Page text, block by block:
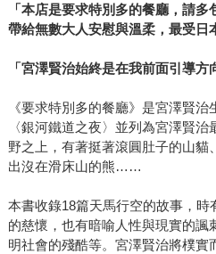
「本店是要求特別多的餐廳，請多
帶給無數大人安慰與溫柔，最受日
「宮澤賢治始終是在我前面引導
《要求特別多的餐廳》是宮澤賢
〈銀河鐵道之夜〉並列為宮澤賢
野之上，有著挺著滾圓肚子的山貓
出沒在滑床山的熊……
本書收錄18篇天馬行空的故事，
的慈懷，也有暗喻人性與現實的諷
明社會的殘酷等。宮澤賢治將樸實